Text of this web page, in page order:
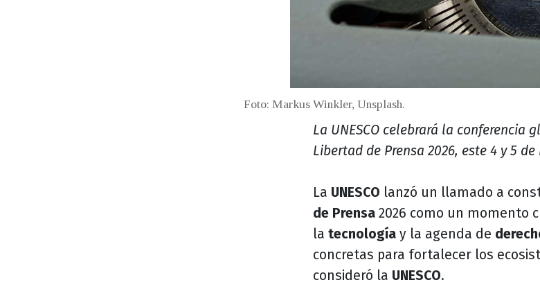
Foto: Markus Winkler, Unsplash.
La UNESCO celebrará la
Libertad de Prensa 2026, este 4 y 5
La UNESCO lanzó un llamado a
de Prensa2026 como un momento
la tecnologíay la agenda de
concretas para fortalecer los
consideró la UNESCO.